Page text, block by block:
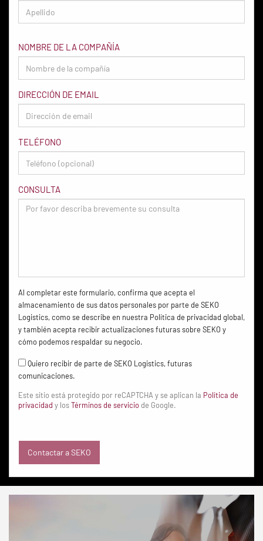
NOMBRE DE LA COMPAÑÍA
DIRECCIÓN DE EMAIL
TELÉFONO
CONSULTA
Al completar este formulario, confirma que acepta el
almacenamiento de sus datos personales por parte de SEKO
Logistics, como se describe en nuestra Política de privacidad global,
y también acepta recibir actualizaciones futuras sobre SEKO y
cómo podemos respaldar su negocio.
Quiero recibir de parte de SEKO Logistics, futuras
comunicaciones.
Este sitio está protegido por reCAPTCHA y se aplican la Política de
privacidad y losTérminos de servicio de Google.